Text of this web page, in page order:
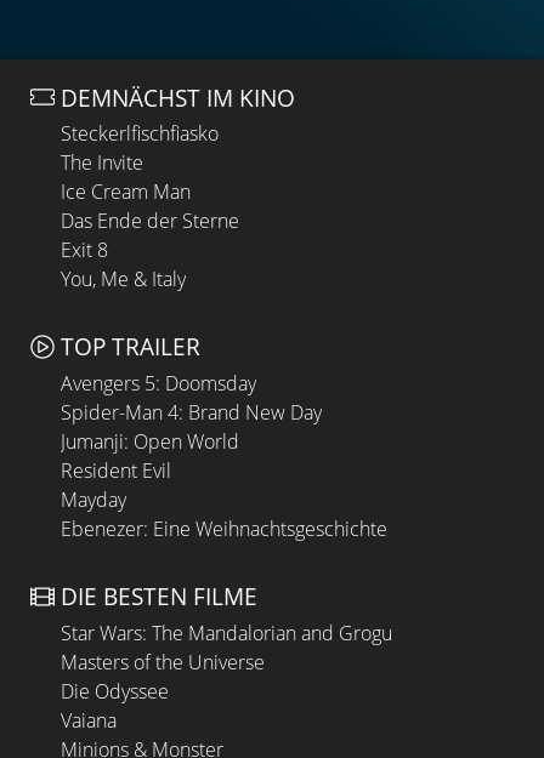
DEMNÄCHST IM KINO
Steckerlfischfiasko
The Invite
Ice Cream Man
Das Ende der Sterne
Exit 8
You, Me & Italy
TOP TRAILER
Avengers 5: Doomsday
Spider-Man 4: Brand New Day
Jumanji: Open World
Resident Evil
Mayday
Ebenezer: Eine Weihnachtsgeschichte
DIE BESTEN FILME
Star Wars: The Mandalorian and Grogu
Masters of the Universe
Die Odyssee
Vaiana
Minions & Monster